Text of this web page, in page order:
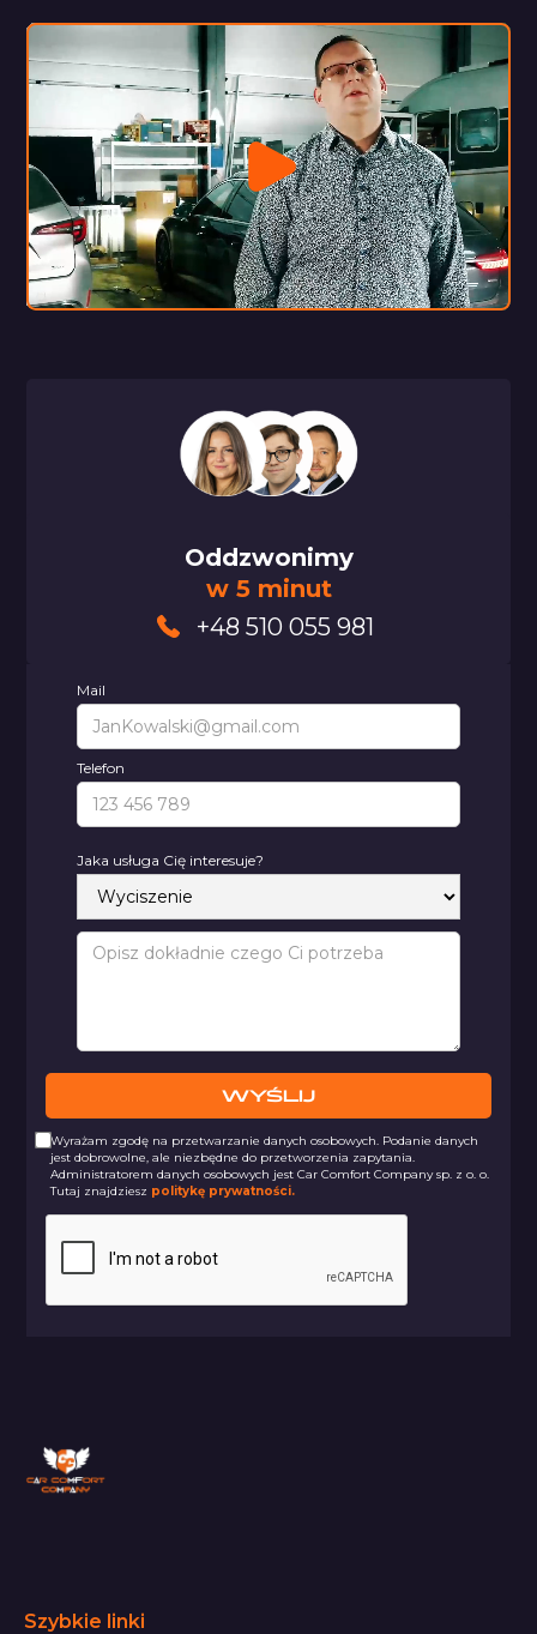
Oddzwonimy
w 5 minut
+48 510 055 981
Mail
Telefon
Jaka usługa Cię interesuje?
Wyrażam zgodę na przetwarzanie danych osobowych. Podanie danych
jest dobrowolne, ale niezbędne do przetworzenia zapytania.
Administratorem danych osobowych jest Car Comfort Company sp. z o. o.
Tutaj znajdziesz politykę prywatności.
Szybkie linki